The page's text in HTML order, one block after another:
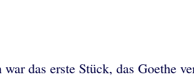
das erste Stück, das Goethe